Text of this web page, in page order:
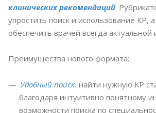
клинических рекомендаций.
упростить поиск и использование КР,
обеспечить врачей всегда
Преимущества нового формата:
Удобный поиск: найти нужную КР
благодаря интуитивно понятному
возможности поиска по